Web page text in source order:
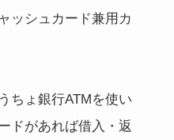
ッシュカード兼用カ
ちょ銀行ATMを使い
ドがあれば借入・返